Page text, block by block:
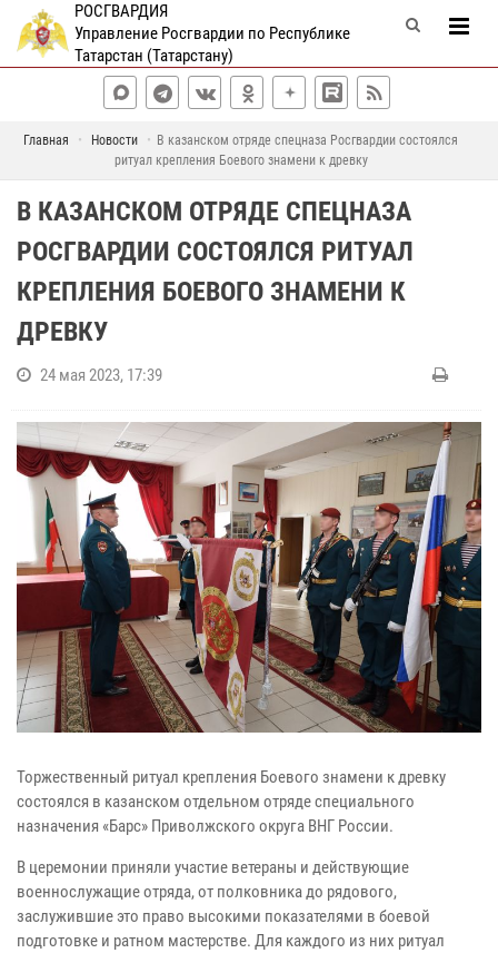
РОСГВАРДИЯ
Управление Росгвардии по Республике
Татарстан (Татарстану)
Главная Новости
В казанском отряде спецназа Росгвардии состоялся
ритуал крепления Боевого знамени к древку
В КАЗАНСКОМ ОТРЯДЕ СПЕЦНАЗА
РОСГВАРДИИ СОСТОЯЛСЯ РИТУАЛ
КРЕПЛЕНИЯ БОЕВОГО ЗНАМЕНИ К
ДРЕВКУ
24 мая 2023, 17:39
Торжественный ритуал крепления Боевого знамени к древку
состоялся в казанском отдельном отряде специального
назначения «Барс» Приволжского округа ВНГ России.
В церемонии приняли участие ветераны и действующие
военнослужащие отряда, от полковника до рядового,
заслужившие это право высокими показателями в боевой
подготовке и ратном мастерстве. Для каждого из них ритуал